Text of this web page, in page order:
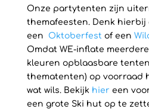
Onze partytenten zijn
themafeesten. Denk hierbij
een Oktoberfest of een
Omdat WE-inflate
kleuren opblaasbare
thematenten) op voorraad
wat wils. Bekijk hier een
een grote Ski hut op te